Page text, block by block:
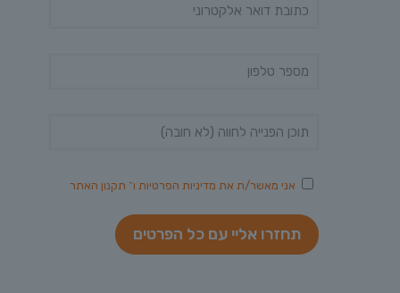
אני מאשר/ת את מדיניות הפרטיות ו־ תקנון האתר